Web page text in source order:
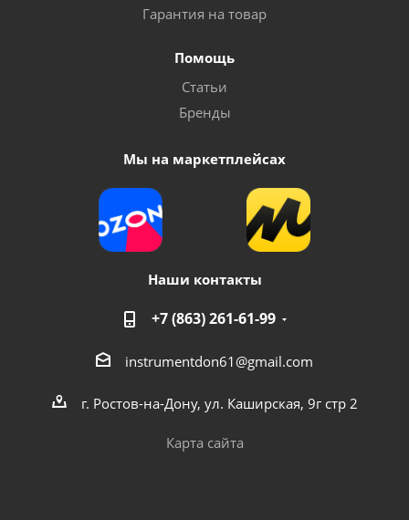
Гарантия на товар
Помощь
Статьи
Бренды
Мы на маркетплейсах
Наши контакты
+7 (863) 261-61-99
instrumentdon61@gmail.com
г. Ростов-на-Дону, ул. Каширская, 9г стр 2
Карта сайта